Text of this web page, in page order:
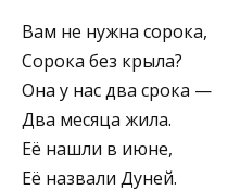
Вам не нужна сорока,
Сорока без крыла?
Она у нас два срока —
Два месяца жила.
Её нашли в июне,
Её назвали Дуней.